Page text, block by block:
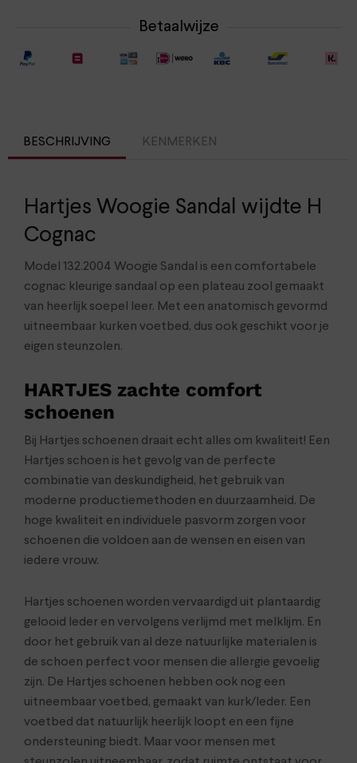
Betaalwijze
BESCHRIJVING KENMERKEN
Hartjes Woogie Sandal wijdte H
Cognac
Model 132.2004 Woogie Sandal is een comfortabele
cognac kleurige sandaal op een plateau zool gemaakt
van heerlijk soepel leer. Met een anatomisch gevormd
uitneembaar kurken voetbed, dus ook geschikt voor je
eigen steunzolen.
HARTJES zachte comfort
schoenen
Bij Hartjes schoenen draait echt alles om kwaliteit! Een
Hartjes schoen is het gevolg van de perfecte
combinatie van deskundigheid, het gebruik van
moderne productiemethoden en duurzaamheid. De
hoge kwaliteit en individuele pasvorm zorgen voor
schoenen die voldoen aan de wensen en eisen van
iedere vrouw.
Hartjes schoenen worden vervaardigd uit plantaardig
gelooid leder en vervolgens verlijmd met melklijm. En
door het gebruik van al deze natuurlijke materialen is
de schoen perfect voor mensen die allergie gevoelig
zijn. De Hartjes schoenen hebben ook nog een
uitneembaar voetbed, gemaakt van kurk/leder. Een
voetbed dat natuurlijk heerlijk loopt en een fijne
ondersteuning biedt. Maar voor mensen met